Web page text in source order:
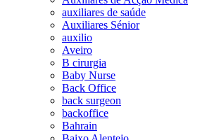
auxiliares de saúde
Auxiliares Sénior
auxilio
Aveiro
B cirurgia
Baby Nurse
Back Office
back surgeon
backoffice
Bahrain